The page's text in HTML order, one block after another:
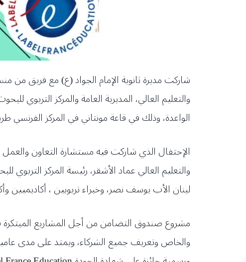
شاركت مديرة ثانوية الإمام الجواد (ع) مع فريق من
والتعليم العالي، المديرية العامة والمركز التربوي
الواعدة، وذلك في قاعة مونتاني في المركز الفرنسي
الإحتفال الذي شاركت فيه مستشارة التعاون والعمل
والتعليم العالي عماد الأشقر، رئيسة المركز التربوي
لبنان الأب يوسف نصر، وخبراء تربويين ، أكاديميين وأكثر من 150 مشاركًا يمثلون 50 مؤسسة